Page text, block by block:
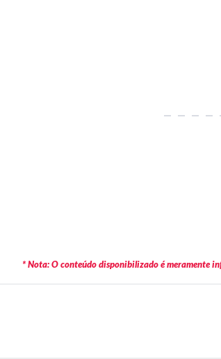
* Nota: O conteúdo disponibilizado é meramente